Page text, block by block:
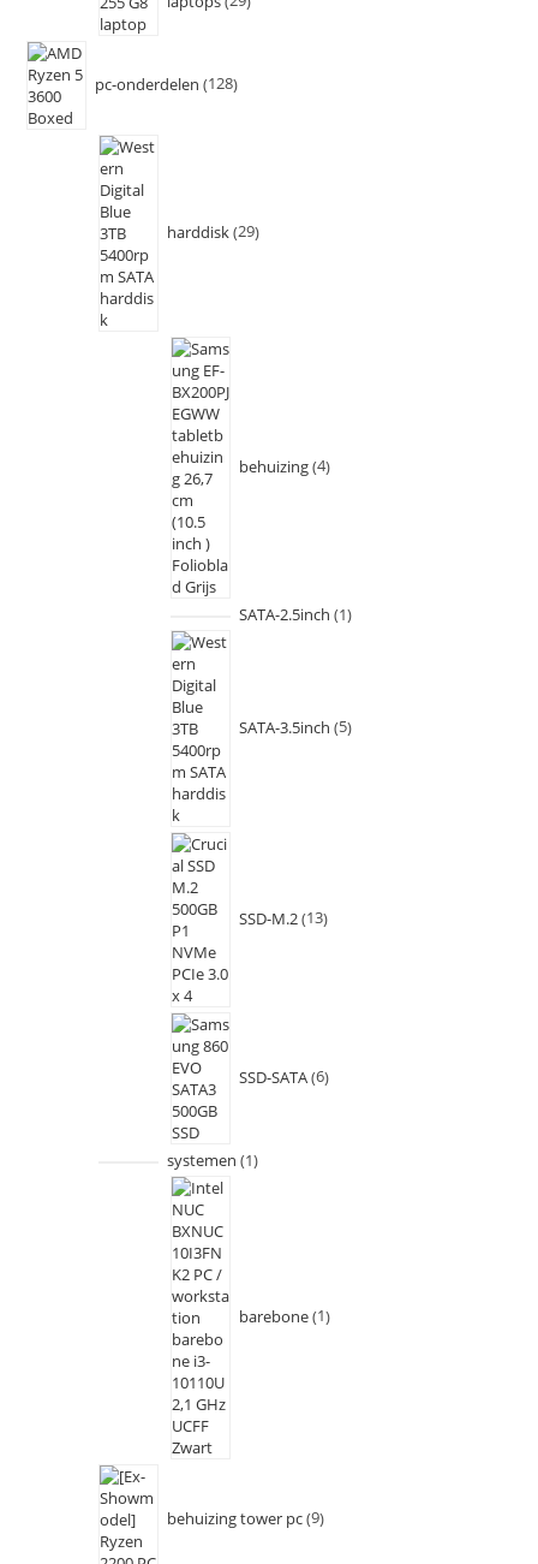
pc-onderdelen 128
harddisk 29
behuizing 4
SATA-2.5inch 1
SATA-3.5inch 5
SSD-M.2 13
SSD-SATA 6
systemen 1
barebone 1
behuizing tower pc 9